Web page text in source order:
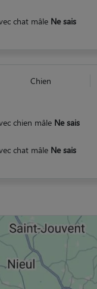
chat mâle Ne sais
Chien
chien mâle Ne sais
chat mâle Ne sais